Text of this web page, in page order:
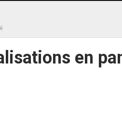
en